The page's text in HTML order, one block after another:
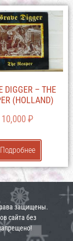
DIGGER – THE
(HOLLAND)
10,000₽
Подробнее
защищены.
сайта без